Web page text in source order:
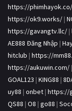
https://phimhayok.co/
https://ok9.works/ |
https://gavangtv.llc/ |
AE888 Đăng Nhập |
hitclub | https://
https://aukuwin.com/ |
GOAL123 | KING88 |
uy88 | onbet | https://
QS88 | O8 | go88 |